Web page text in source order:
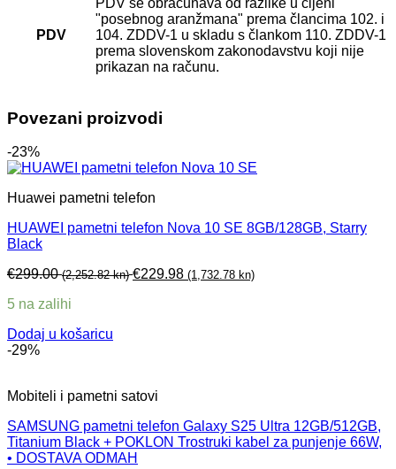
PDV
"posebnog aranžmana" prema člancima 102. i
104. ZDDV-1 u skladu s člankom 110. ZDDV-1
prema slovenskom zakonodavstvu koji nije
prikazan na računu.
Povezani proizvodi
-23%
Huawei pametni telefon
HUAWEI pametni telefon Nova 10 SE 8GB/128GB, Starry
Black
€299.00 (2,252.82 kn) €229.98 (1,732.78 kn)
5 na zalihi
Dodaj u košaricu
-29%
Mobiteli i pametni satovi
SAMSUNG pametni telefon Galaxy S25 Ultra 12GB/512GB,
Titanium Black + POKLON Trostruki kabel za punjenje 66W,
• DOSTAVA ODMAH